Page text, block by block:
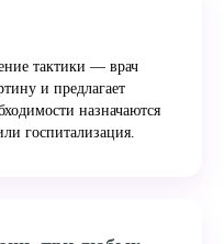
тактики — врач
и предлагает
назначаются
госпитализация.